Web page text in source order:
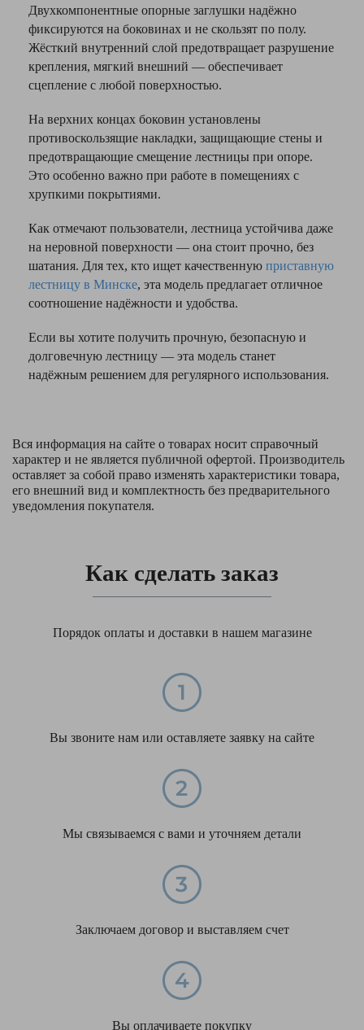
Двухкомпонентные опорные заглушки надёжно
фиксируются на боковинах и не скользят по полу.
Жёсткий внутренний слой предотвращает разрушение
крепления, мягкий внешний — обеспечивает
сцепление с любой поверхностью.
На верхних концах боковин установлены
противоскользящие накладки, защищающие стены и
предотвращающие смещение лестницы при опоре.
Это особенно важно при работе в помещениях с
хрупкими покрытиями.
Как отмечают пользователи, лестница устойчива даже
на неровной поверхности — она стоит прочно, без
шатания. Для тех, кто ищет качественную приставную
лестницу в Минске, эта модель предлагает отличное
соотношение надёжности и удобства.
Если вы хотите получить прочную, безопасную и
долговечную лестницу — эта модель станет
надёжным решением для регулярного использования.
Вся информация на сайте о товарах носит справочный
характер и не является публичной офертой. Производитель
оставляет за собой право изменять характеристики товара,
его внешний вид и комплектность без предварительного
уведомления покупателя.
Как сделать заказ
Порядок оплаты и доставки в нашем магазине
Вы звоните нам или оставляете заявку на сайте
Мы связываемся с вами и уточняем детали
Заключаем договор и выставляем счет
Вы оплачиваете покупку